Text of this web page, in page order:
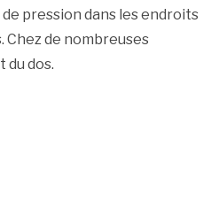
pression dans les endroits
Chez de nombreuses
du dos.